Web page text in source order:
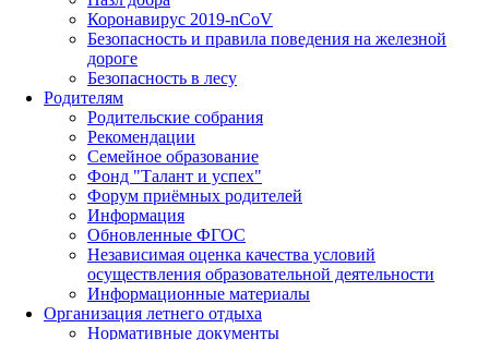
Коронавирус 2019-nCoV
Безопасность и правила поведения на железной
дороге
Безопасность в лесу
Родителям
Родительские собрания
Рекомендации
Семейное образование
Фонд "Талант и успех"
Форум приёмных родителей
Информация
Обновленные ФГОС
Независимая оценка качества условий
осуществления образовательной деятельности
Информационные материалы
Организация летнего отдыха
Нормативные документы